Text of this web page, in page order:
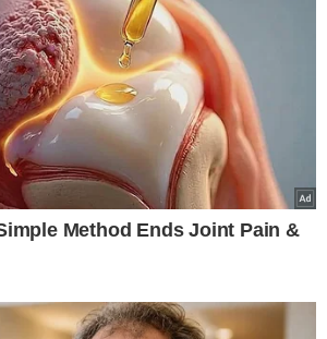
VEJA MAIS NOTÍCIAS